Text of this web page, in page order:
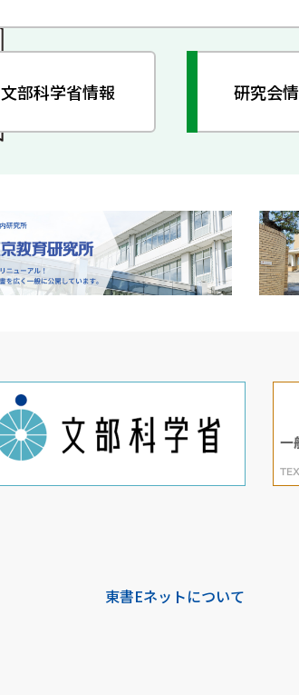
文部科学省情報 研究会
東書Eネットについて